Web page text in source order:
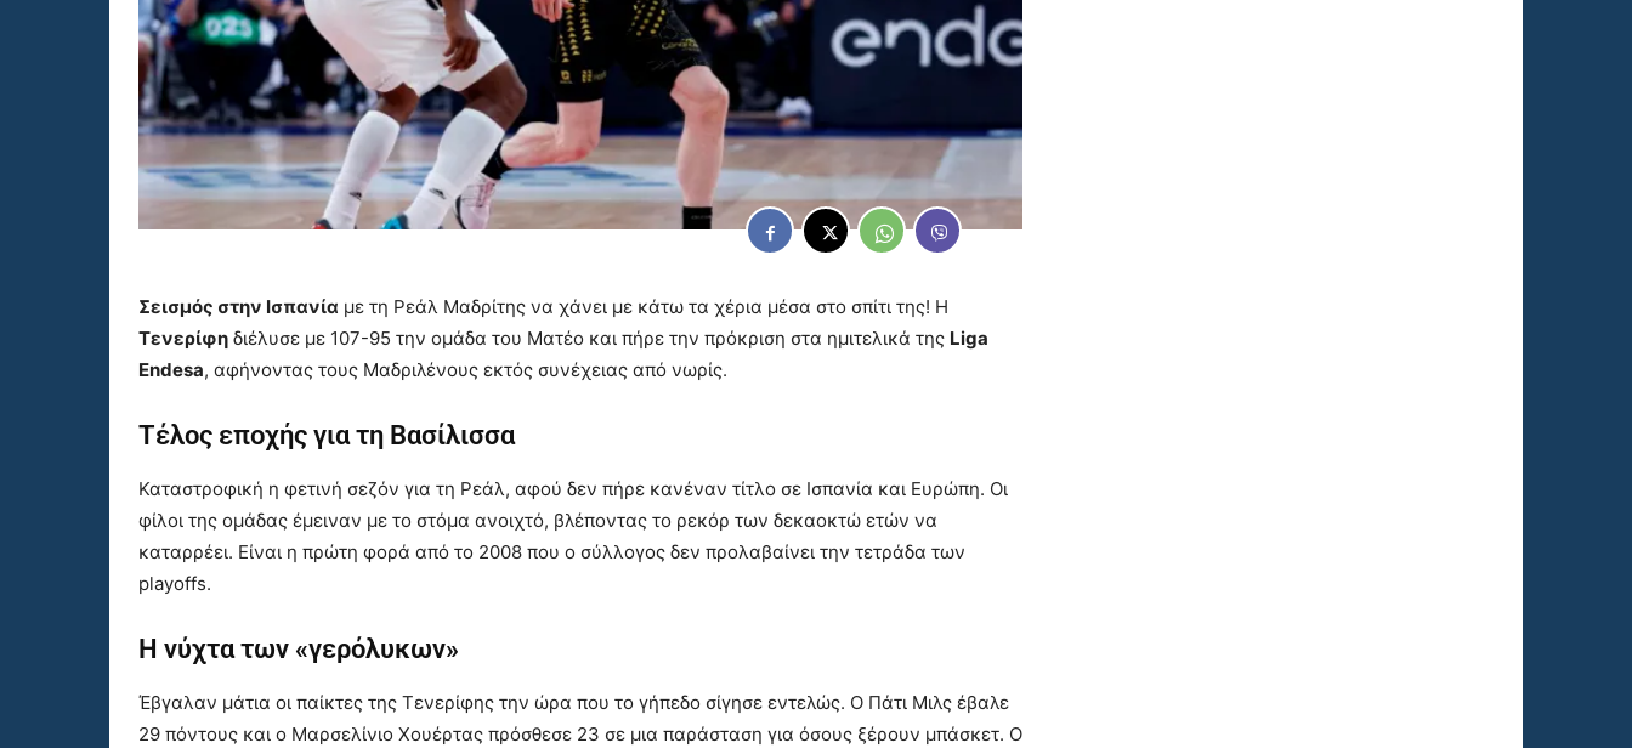
Σεισμός στην Ισπανία με τη Ρεάλ Μαδρίτης να χάνει με κάτω τα χέρια μέσα στο σπίτι της! Η
Τενερίφη διέλυσε με 107-95 την ομάδα του Ματέο και πήρε την πρόκριση στα ημιτελικά της Liga
Endesa, αφήνοντας τους Μαδριλένους εκτός συνέχειας από νωρίς.
Τέλος εποχής για τη Βασίλισσα
Καταστροφική η φετινή σεζόν για τη Ρεάλ, αφού δεν πήρε κανέναν τίτλο σε Ισπανία και Ευρώπη. Οι
φίλοι της ομάδας έμειναν με το στόμα ανοιχτό, βλέποντας το ρεκόρ των δεκαοκτώ ετών να
καταρρέει. Είναι η πρώτη φορά από το 2008 που ο σύλλογος δεν προλαβαίνει την τετράδα των
playoffs.
Η νύχτα των «γερόλυκων»
Έβγαλαν μάτια οι παίκτες της Τενερίφης την ώρα που το γήπεδο σίγησε εντελώς. Ο Πάτι Μιλς έβαλε
29 πόντους και ο Μαρσελίνιο Χουέρτας πρόσθεσε 23 σε μια παράσταση για όσους ξέρουν μπάσκετ. Ο